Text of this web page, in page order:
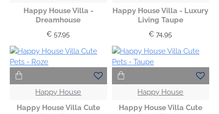
Happy House Villa -
Dreamhouse
€ 57,95
Happy House Villa - Luxury
Living Taupe
€ 74,95
Happy House
Happy House Villa Cute
Happy House
Happy House Villa Cute